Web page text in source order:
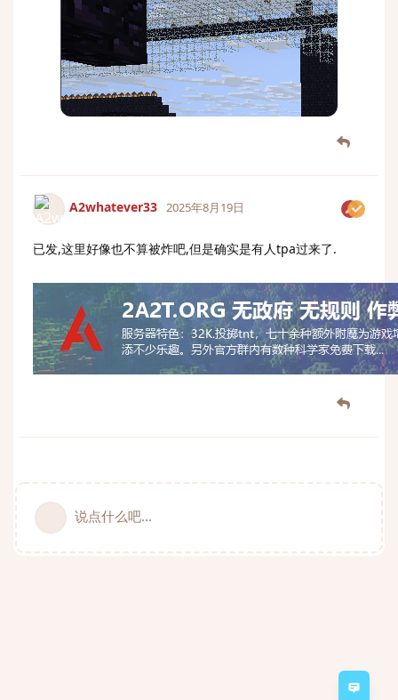
意见
A2whatever33 2025年8月19日
已发,这里好像也不算被炸吧,但是确实是有人tpa过来了.
说点什么吧...